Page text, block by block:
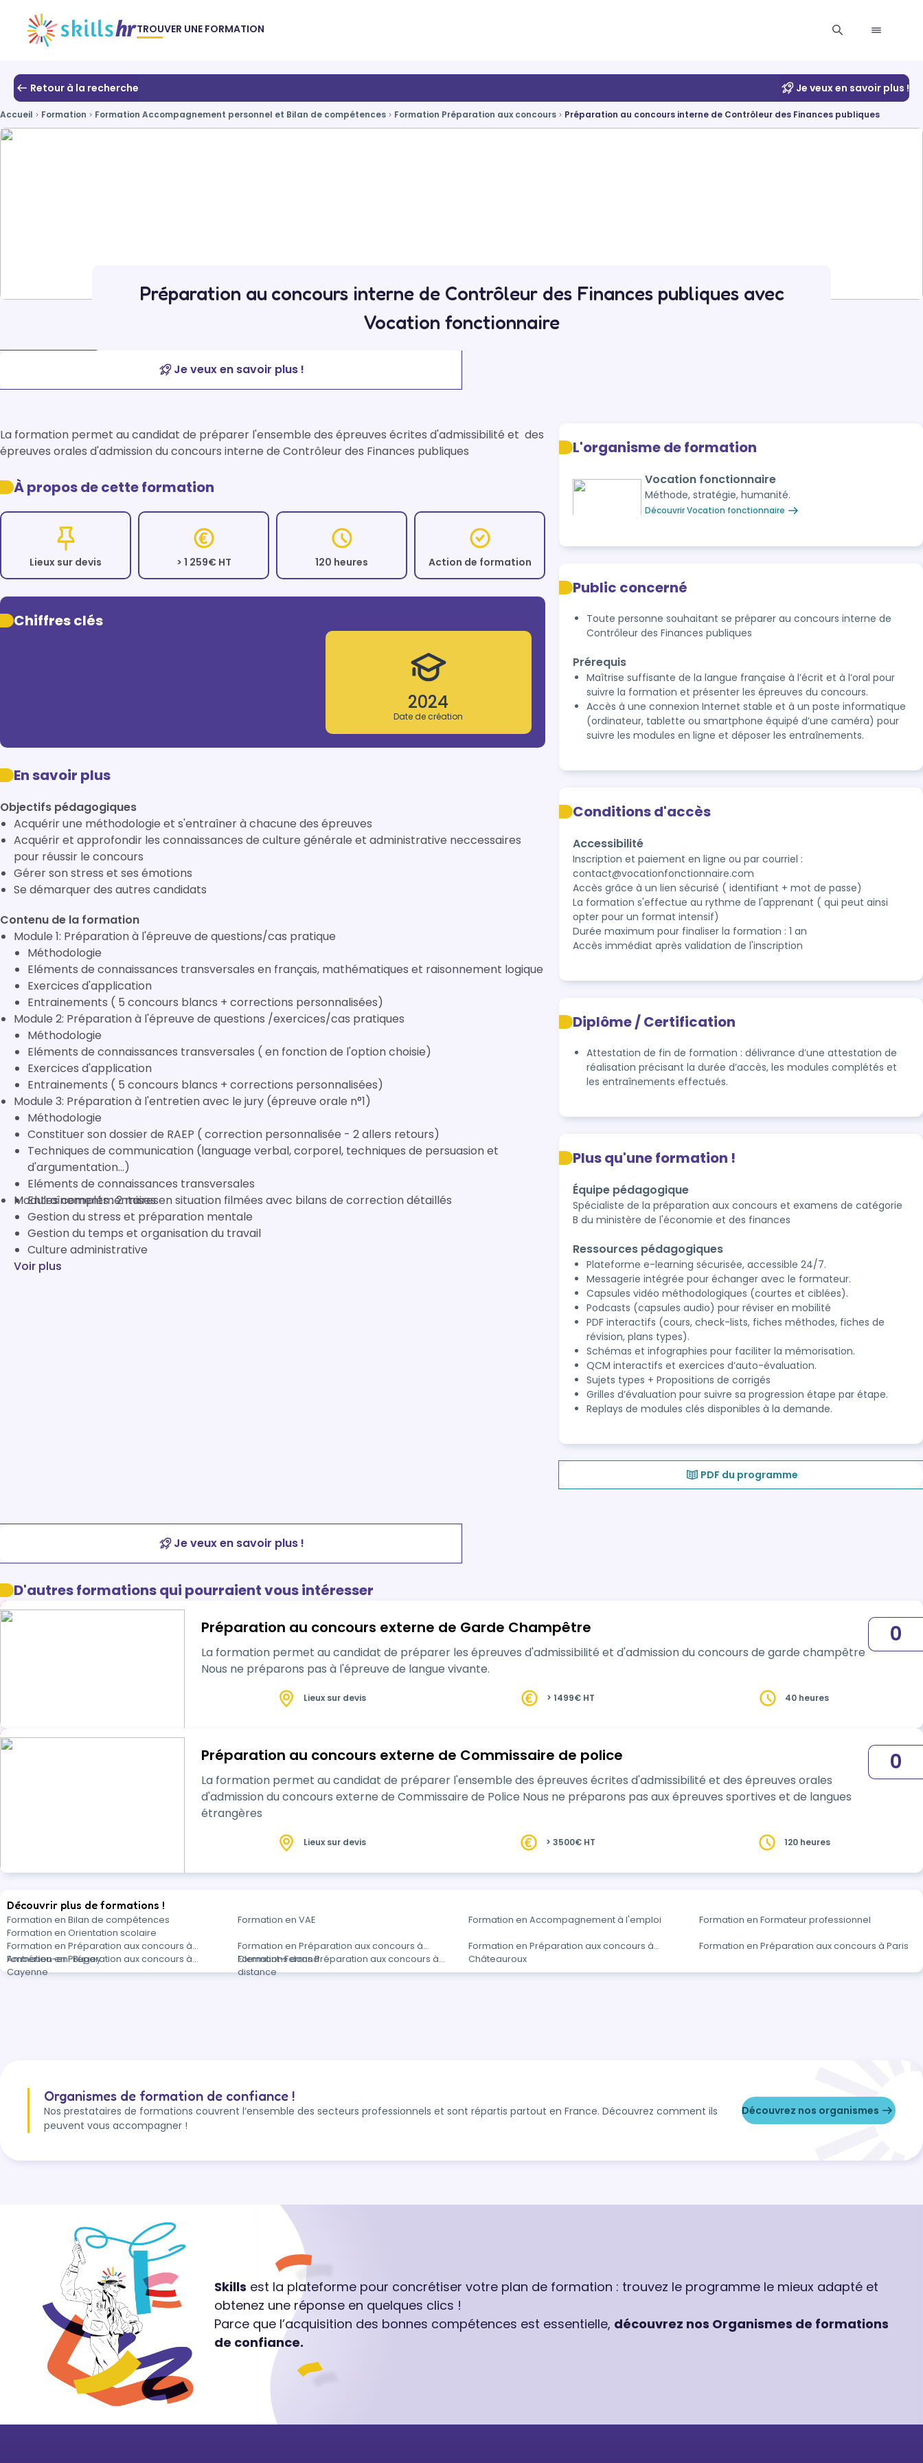
TROUVER UNE FORMATION
Retour à la recherche Je veux en savoir plus !
Accueil Formation Formation Accompagnement personnel et Bilan de compétences Formation Préparation aux concours Préparation au concours interne de Contrôleur des Finances publiques
Préparation au concours interne de Contrôleur des Finances publiques avec
Vocation fonctionnaire
Je veux en savoir plus !
La formation permet au candidat de préparer l'ensemble des épreuves écrites d'admissibilité et  des
épreuves orales d'admission du concours interne de Contrôleur des Finances publiques
À propos de cette formation
Lieux sur devis > 1 259€ HT 120 heures Action de formation
Chiffres clés
2024
Date de création
En savoir plus
Objectifs pédagogiques
Acquérir une méthodologie et s'entraîner à chacune des épreuves
Acquérir et approfondir les connaissances de culture générale et administrative neccessaires
pour réussir le concours
Gérer son stress et ses émotions
Se démarquer des autres candidats
Contenu de la formation
Module 1: Préparation à l'épreuve de questions/cas pratique
Méthodologie
Eléments de connaissances transversales en français, mathématiques et raisonnement logique
Exercices d'application
Entrainements ( 5 concours blancs + corrections personnalisées)
Module 2: Préparation à l'épreuve de questions /exercices/cas pratiques
Méthodologie
Eléments de connaissances transversales ( en fonction de l'option choisie)
Exercices d'application
Entrainements ( 5 concours blancs + corrections personnalisées)
Module 3: Préparation à l'entretien avec le jury (épreuve orale n°1)
Méthodologie
Constituer son dossier de RAEP ( correction personnalisée - 2 allers retours)
Techniques de communication (language verbal, corporel, techniques de persuasion et
d'argumentation...)
Eléments de connaissances transversales
Entraînements : 2 mises en situation filmées avec bilans de correction détaillés
Modules complémentaires
Gestion du stress et préparation mentale
Gestion du temps et organisation du travail
Culture administrative
Voir plus
L'organisme de formation
Vocation fonctionnaire
Méthode, stratégie, humanité.
Découvrir Vocation fonctionnaire
Public concerné
Toute personne souhaitant se préparer au concours interne de
Contrôleur des Finances publiques
Prérequis
Maîtrise suffisante de la langue française à l’écrit et à l’oral pour
suivre la formation et présenter les épreuves du concours.
Accès à une connexion Internet stable et à un poste informatique
(ordinateur, tablette ou smartphone équipé d’une caméra) pour
suivre les modules en ligne et déposer les entraînements.
Conditions d'accès
Accessibilité
Inscription et paiement en ligne ou par courriel :
contact@vocationfonctionnaire.com
Accès grâce à un lien sécurisé ( identifiant + mot de passe)
La formation s'effectue au rythme de l'apprenant ( qui peut ainsi
opter pour un format intensif)
Durée maximum pour finaliser la formation : 1 an
Accès immédiat après validation de l'inscription
Diplôme / Certification
Attestation de fin de formation : délivrance d’une attestation de
réalisation précisant la durée d’accès, les modules complétés et
les entraînements effectués.
Plus qu'une formation !
Équipe pédagogique
Spécialiste de la préparation aux concours et examens de catégorie
B du ministère de l'économie et des finances
Ressources pédagogiques
Plateforme e-learning sécurisée, accessible 24/7.
Messagerie intégrée pour échanger avec le formateur.
Capsules vidéo méthodologiques (courtes et ciblées).
Podcasts (capsules audio) pour réviser en mobilité
PDF interactifs (cours, check-lists, fiches méthodes, fiches de
révision, plans types).
Schémas et infographies pour faciliter la mémorisation.
QCM interactifs et exercices d’auto-évaluation.
Sujets types + Propositions de corrigés
Grilles d’évaluation pour suivre sa progression étape par étape.
Replays de modules clés disponibles à la demande.
PDF du programme
Je veux en savoir plus !
D'autres formations qui pourraient vous intéresser
Préparation au concours externe de Garde Champêtre
La formation permet au candidat de préparer les épreuves d'admissibilité et d'admission du concours de garde champêtre
Nous ne préparons pas à l'épreuve de langue vivante.
0
Lieux sur devis > 1499€ HT 40 heures
Préparation au concours externe de Commissaire de police
La formation permet au candidat de préparer l'ensemble des épreuves écrites d'admissibilité et des épreuves orales
d'admission du concours externe de Commissaire de Police Nous ne préparons pas aux épreuves sportives et de langues
étrangères
0
Lieux sur devis > 3500€ HT 120 heures
Découvrir plus de formations !
Formation en Bilan de compétences Formation en VAE Formation en Accompagnement à l'emploi
Formation en Formateur professionnel
Formation en Orientation scolaire
Formation en Préparation aux concours à
Ambérieu-en-Bugey
Formation en Préparation aux concours à
Clermont-Ferrand
Formation en Préparation aux concours à
Châteauroux
Formation en Préparation aux concours à Paris
Formation en Préparation aux concours à
Cayenne
Formations dans Préparation aux concours à
distance
Organismes de formation de confiance !
Nos prestataires de formations couvrent l’ensemble des secteurs professionnels et sont répartis partout en France. Découvrez comment ils
peuvent vous accompagner !
Découvrez nos organismes
Skills est la plateforme pour concrétiser votre plan de formation : trouvez le programme le mieux adapté et
obtenez une réponse en quelques clics !
Parce que l’acquisition des bonnes compétences est essentielle, découvrez nos Organismes de formations
de confiance.